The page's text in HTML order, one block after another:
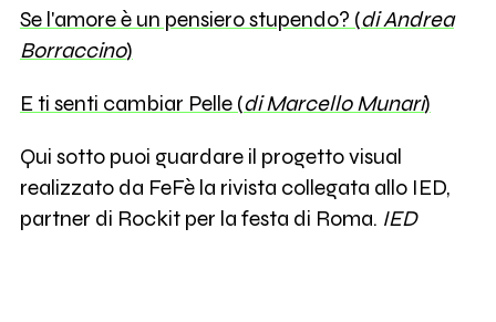
Se l'amore è un pensiero stupendo? (di Andrea
Borraccino)
E ti senti cambiar Pelle (di Marcello Munari)
Qui sotto puoi guardare il progetto visual
realizzato da FeFè la rivista collegata allo IED,
partner di Rockit per la festa di Roma. IED